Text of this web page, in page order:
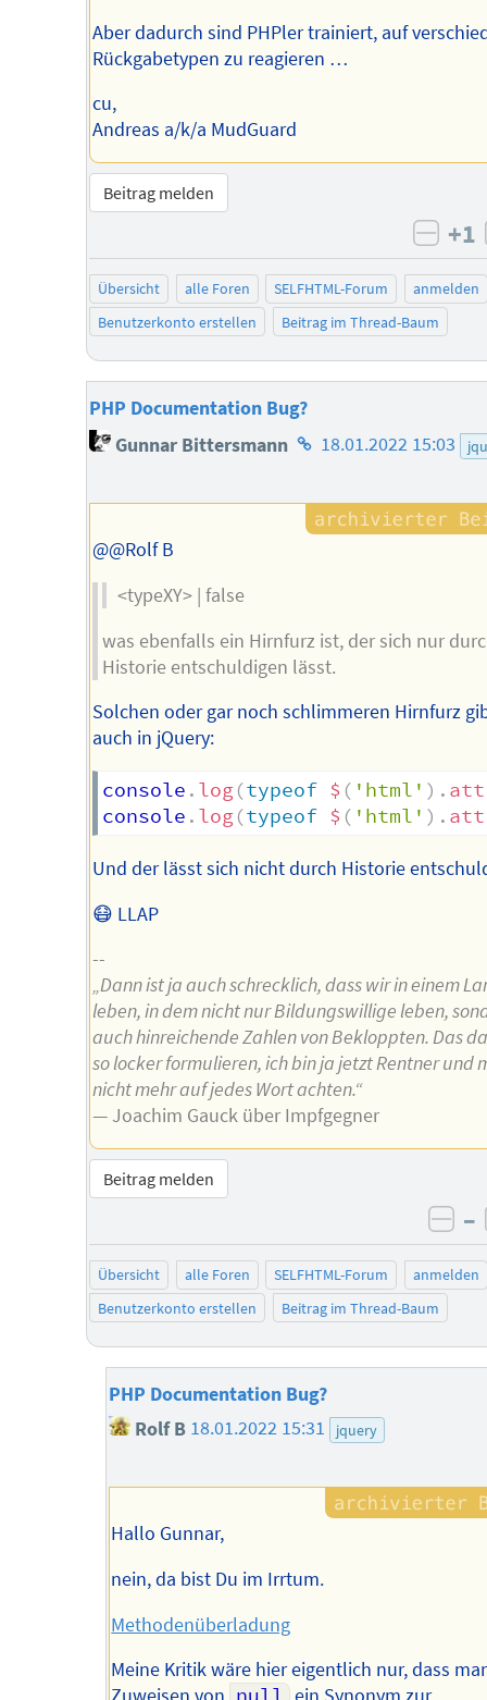
Aber dadurch sind PHPler trainiert, auf
Rückgabetypen zu reagieren …
cu,
Andreas a/k/a MudGuard
Beitrag melden
+1
Übersicht alle Foren SELFHTML-Forum
anmelden
Benutzerkonto erstellen
Beitrag im Thread-Baum
PHP Documentation Bug?
Gunnar Bittersmann Homepage
Autors
18.01.2022 15:03
@@Rolf B
<typeXY> | false
was ebenfalls ein Hirnfurz ist, der sich nur
Historie entschuldigen lässt.
Solchen oder gar noch schlimmeren Hirnfurz
auch in jQuery:
console . log(typeof $ ( 'html' ) .
console . log(typeof $ ( 'html' ) .
Und der lässt sich nicht durch Historie
😷 LLAP
--
„Dann ist ja auch schrecklich, dass wir in einem
leben, in dem nicht nur Bildungswillige leben,
auch hinreichende Zahlen von Bekloppten. Das
so locker formulieren, ich bin ja jetzt Rentner und
nicht mehr auf jedes Wort achten.“
— Joachim Gauck über Impfgegner
Beitrag melden
–
Übersicht alle Foren SELFHTML-Forum
anmelden
Benutzerkonto erstellen
Beitrag im Thread-Baum
PHP Documentation Bug?
Rolf B 18.01.2022 15:31 jquery
Hallo Gunnar,
nein, da bist Du im Irrtum.
Methodenüberladung
Meine Kritik wäre hier eigentlich nur, dass